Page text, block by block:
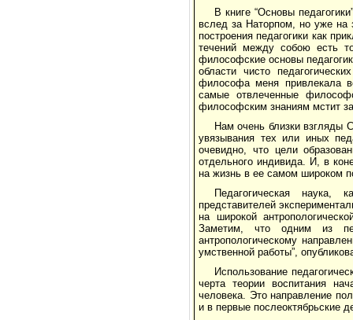
В книге “Основы
вслед за Наторпом, но уже на
построения педагогики как
течений между собою есть
философские основы
области чисто
философа меня привлекала
самые отвлеченные
философским знаниям мстит
Нам очень близки взгляды
увязывания тех или иных
очевидно, что цели
отдельного индивида. И, в
на жизнь в ее самом широком
Педагогическая наука,
представителей
на широкой
Заметим, что одним из
антропологическому
умственной работы”,
Использование
черта теории воспитания
человека. Это направление
и в первые послеоктябрьские